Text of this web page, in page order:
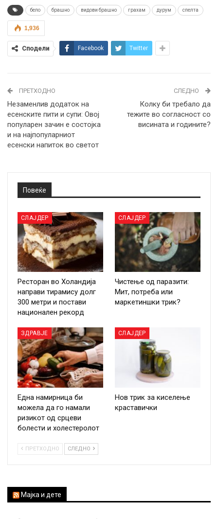
бело брашно видови брашно грахам дурум спелта
1,936
Сподели Facebook Twitter
ПРЕТХОДНО
Незаменлив додаток на
есенските пити и супи: Овој
популарен зачин е состојка
и на најпопуларниот
есенски напиток во светот
СЛЕДНО
Колку би требало да
тежите во согласност со
висината и годините?
Повеќе
СЛАЈДЕР
Ресторан во Холандија
направи тирамису долг
300 метри и постави
национален рекорд
СЛАЈДЕР
Чистење од паразити:
Мит, потреба или
маркетиншки трик?
ЗДРАВЈЕ
Една намирница би
можела да го намали
ризикот од срцеви
болести и холестеролот
СЛАЈДЕР
Нов трик за киселење
краставички
ПРЕТХОДНО СЛЕДНО
Мајка и дете